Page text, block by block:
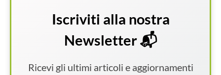
Iscriviti alla nostra
Newsletter 📬
Ricevi gli ultimi articoli e aggiornamenti